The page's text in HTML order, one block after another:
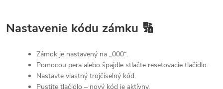
Nastavenie kódu zámku 🔢
Zámok je nastavený na „000“.
Pomocou pera alebo špajdle stlačte resetovacie tlačidlo.
Nastavte vlastný trojčíselný kód.
Pustite tlačidlo – nový kód je aktívny.